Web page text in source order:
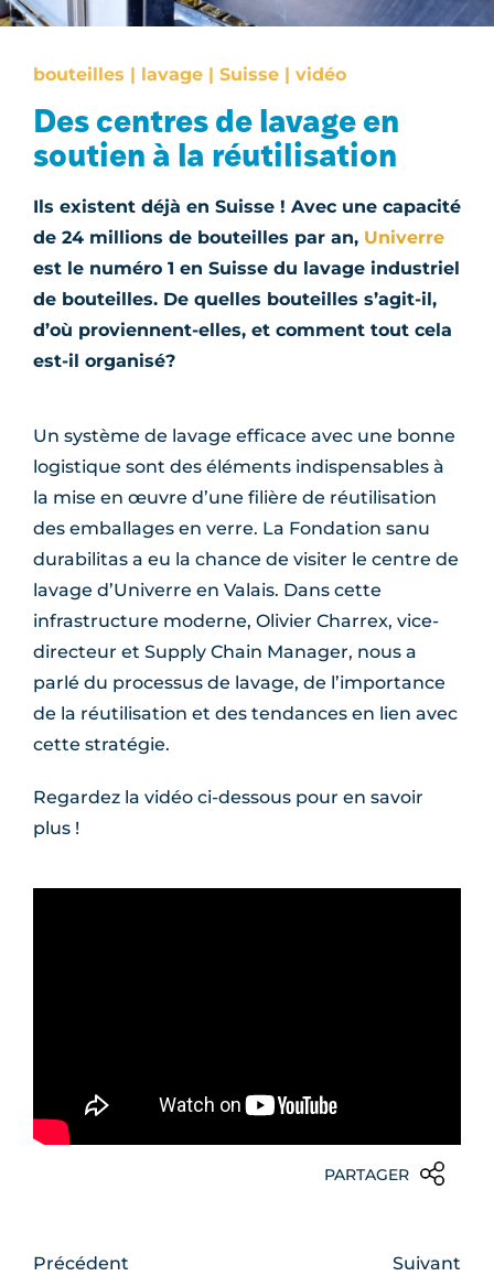
bouteilles | lavage | Suisse | vidéo
Des centres de lavage en
soutien à la réutilisation
Ils existent déjà en Suisse ! Avec une capacité
de 24 millions de bouteilles par an, Univerre
est le numéro 1 en Suisse du lavage industriel
de bouteilles. De quelles bouteilles s’agit-il,
d’où proviennent-elles, et comment tout cela
est-il organisé?
Un système de lavage efficace avec une bonne
logistique sont des éléments indispensables à
la mise en œuvre d’une filière de réutilisation
des emballages en verre. La Fondation sanu
durabilitas a eu la chance de visiter le centre de
lavage d’Univerre en Valais. Dans cette
infrastructure moderne, Olivier Charrex, vice-
directeur et Supply Chain Manager, nous a
parlé du processus de lavage, de l’importance
de la réutilisation et des tendances en lien avec
cette stratégie.
Regardez la vidéo ci-dessous pour en savoir
plus !
PARTAGER
Précédent Suivant